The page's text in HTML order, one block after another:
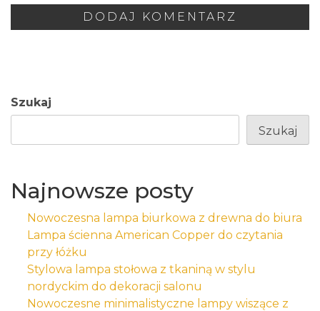
Szukaj
Szukaj
Najnowsze posty
Nowoczesna lampa biurkowa z drewna do biura
Lampa ścienna American Copper do czytania
przy łóżku
Stylowa lampa stołowa z tkaniną w stylu
nordyckim do dekoracji salonu
Nowoczesne minimalistyczne lampy wiszące z